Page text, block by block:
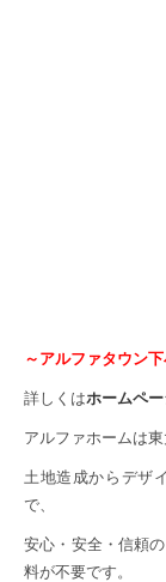
～アルファタウン
詳しくはホームペ
アルファホームは
土地造成からデザ
で、
安心・安全・信頼
料が不要です。